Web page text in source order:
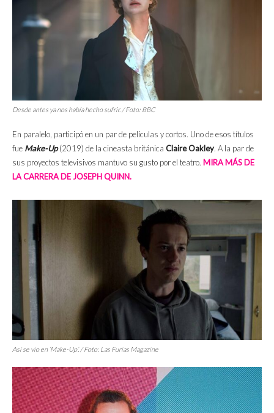
Desde antes ya nos había hecho sufrir. / Foto: BBC
En paralelo, participó en un par de películas y cortos. Uno de esos títulos
fue Make-Up(2019) de la cineasta británica Claire Oakley. A la par de
sus proyectos televisivos mantuvo su gusto por el teatro. MIRA MÁS DE
LA CARRERA DE JOSEPH QUINN.
Así se vio en ‘Make-Up’. / Foto: Las Furias Magazine